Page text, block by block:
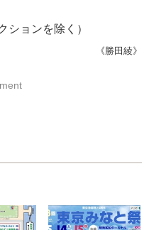
ションを除く）
《勝田綾》